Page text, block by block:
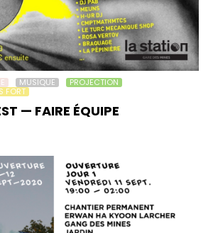
MUSIQUE
PROJECTION
FORT
— FAIRE ÉQUIPE